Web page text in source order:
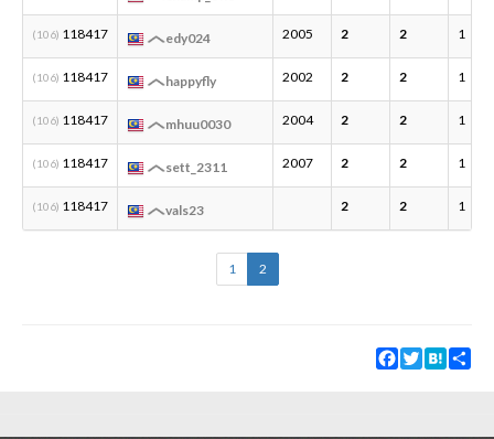
(106) 118417 edy024 2005 2 2 1
(106) 118417 happyfly 2002 2 2 1
(106) 118417 mhuu0030 2004 2 2 1
(106) 118417 sett_2311 2007 2 2 1
(106) 118417 vals23 2 2 1
1 2
Facebook
TwitterHatena